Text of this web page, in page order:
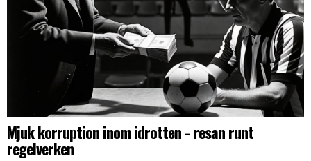
Mjuk korruption inom idrotten - resan runt
regelverken